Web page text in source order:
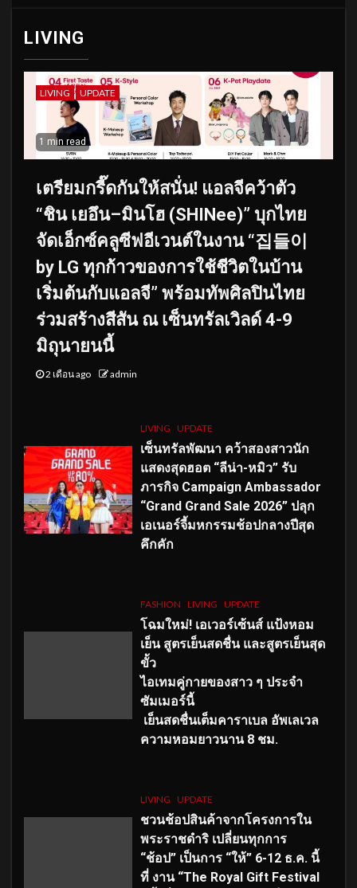
LIVING
LIVING UPDATE
1 min read
เตรียมกรี๊ดกันให้สนั่น! แอลจีคว้าตัว
“ชิน เยอึน–มินโฮ (SHINee)” บุกไทย
จัดเอ็กซ์คลูซีฟอีเวนต์ในงาน “집들이
by LG ทุกก้าวของการใช้ชีวิตในบ้าน
เริ่มต้นกับแอลจี” พร้อมทัพศิลปินไทย
ร่วมสร้างสีสัน ณ เซ็นทรัลเวิลด์ 4-9
มิถุนายนนี้
2 เดือน ago admin
LIVING UPDATE
เซ็นทรัลพัฒนา คว้าสองสาวนัก
แสดงสุดฮอต “ลีน่า-หมิว” รับ
ภารกิจ Campaign Ambassador
“Grand Grand Sale 2026” ปลุก
เอเนอร์จี้มหกรรมช้อปกลางปีสุด
คึกคัก
FASHION LIVING UPDATE
โฉมใหม่! เอเวอร์เซ้นส์ แป้งหอม
เย็น สูตรเย็นสดชื่น และสูตรเย็นสุด
ขั้ว
ไอเทมคู่กายของสาว ๆ ประจำ
ซัมเมอร์นี้
เย็นสดชื่นเต็มคาราเบล อัพเลเวล
ความหอมยาวนาน 8 ชม.
LIVING UPDATE
ชวนช้อปสินค้าจากโครงการใน
พระราชดำริ เปลี่ยนทุกการ
“ช้อป” เป็นการ “ให้” 6-12 ธ.ค. นี้
ที่ งาน “The Royal Gift Festival